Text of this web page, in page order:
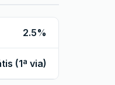
2.5%
(1ª via)